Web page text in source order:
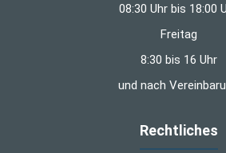
08:30 Uhr bis 18:00
Freitag
8:30 bis 16 Uhr
und nach
Rechtliches